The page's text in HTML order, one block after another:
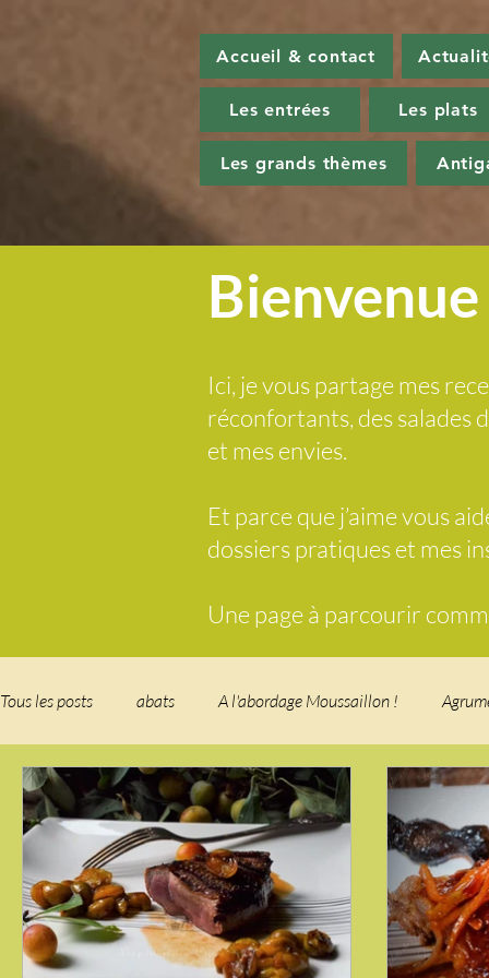
Accueil & contact
Les entrées Les plats
Les grands thèmes
Ici, je vous partage mes
réconfortants, des salades
et mes envies.
Et parce que j’aime vous
dossiers pratiques et mes
Une page à parcourir
Tous les posts abats A l'abordage Moussaillon !
Breakfast c'est la rentrée ! Chicken run Comfort
cuisine des fleurs Cuisine du Camping Déjeuner sur
Fondus de chocolat fruits à coque Garden Party -